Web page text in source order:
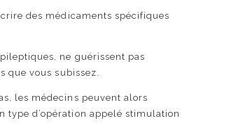
des médicaments spécifiques
ne guérissent pas
que vous subissez.
les médecins peuvent alors
type d’opération appelé stimulation